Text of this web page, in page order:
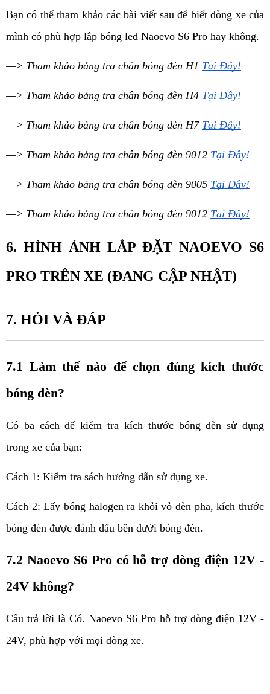
Bạn có thể tham khảo các bài viết sau để biết dòng xe của
mình có phù hợp lắp bóng led Naoevo S6 Pro hay không.
—> Tham khảo bảng tra chân bóng đèn H1 Tại Đây!
—> Tham khảo bảng tra chân bóng đèn H4 Tại Đây!
—> Tham khảo bảng tra chân bóng đèn H7 Tại Đây!
—> Tham khảo bảng tra chân bóng đèn 9012 Tại Đây!
—> Tham khảo bảng tra chân bóng đèn 9005 Tại Đây!
—> Tham khảo bảng tra chân bóng đèn 9012 Tại Đây!
6. HÌNH ẢNH LẮP ĐẶT NAOEVO S6
PRO TRÊN XE (ĐANG CẬP NHẬT)
7. HỎI VÀ ĐÁP
7.1 Làm thế nào để chọn đúng kích thước
bóng đèn?
Có ba cách để kiểm tra kích thước bóng đèn sử dụng
trong xe của bạn:
Cách 1: Kiểm tra sách hướng dẫn sử dụng xe.
Cách 2: Lấy bóng halogen ra khỏi vỏ đèn pha, kích thước
bóng đèn được đánh dấu bên dưới bóng đèn.
7.2 Naoevo S6 Pro có hỗ trợ dòng điện 12V -
24V không?
Câu trả lời là Có. Naoevo S6 Pro hỗ trợ dòng điện 12V -
24V, phù hợp với mọi dòng xe.